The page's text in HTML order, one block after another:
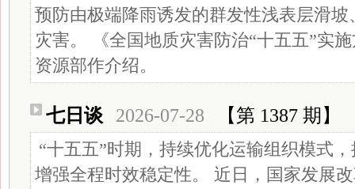
预防由极端降雨诱发的群发性浅表层滑
灾害。 《全国地质灾害防治“十五五”实
资源部作介绍。
七日谈 2026-07-28 【第 1387 期】
“十五五”时期，持续优化运输组织模式
增强全程时效稳定性。 近日，国家发展